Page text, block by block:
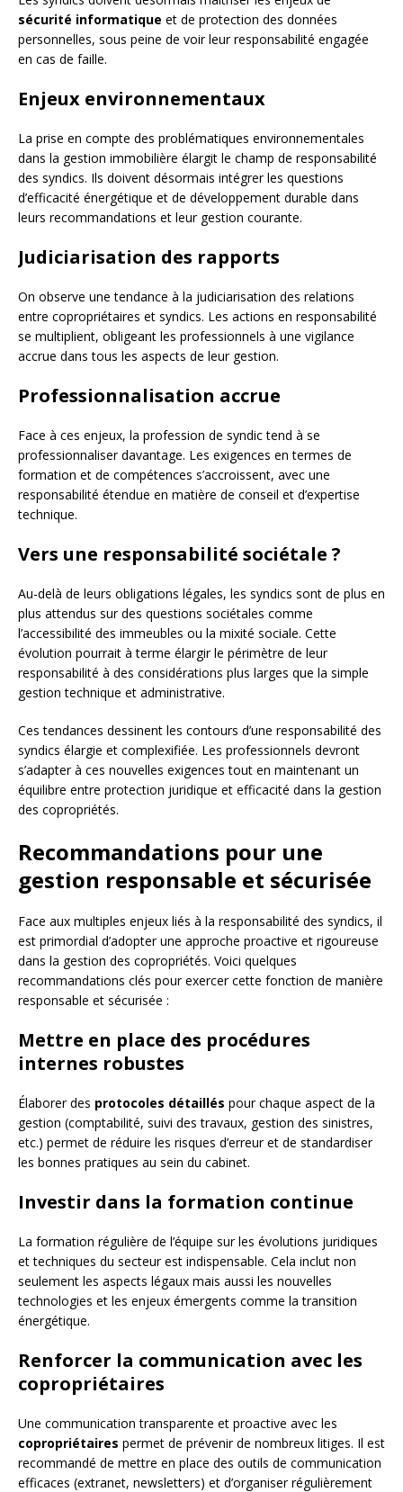
sécurité informatique et de protection des données
personnelles, sous peine de voir leur responsabilité engagée
en cas de faille.
Enjeux environnementaux
La prise en compte des problématiques environnementales
dans la gestion immobilière élargit le champ de responsabilité
des syndics. Ils doivent désormais intégrer les questions
d’efficacité énergétique et de développement durable dans
leurs recommandations et leur gestion courante.
Judiciarisation des rapports
On observe une tendance à la judiciarisation des relations
entre copropriétaires et syndics. Les actions en responsabilité
se multiplient, obligeant les professionnels à une vigilance
accrue dans tous les aspects de leur gestion.
Professionnalisation accrue
Face à ces enjeux, la profession de syndic tend à se
professionnaliser davantage. Les exigences en termes de
formation et de compétences s’accroissent, avec une
responsabilité étendue en matière de conseil et d’expertise
technique.
Vers une responsabilité sociétale ?
Au-delà de leurs obligations légales, les syndics sont de plus en
plus attendus sur des questions sociétales comme
l’accessibilité des immeubles ou la mixité sociale. Cette
évolution pourrait à terme élargir le périmètre de leur
responsabilité à des considérations plus larges que la simple
gestion technique et administrative.
Ces tendances dessinent les contours d’une responsabilité des
syndics élargie et complexifiée. Les professionnels devront
s’adapter à ces nouvelles exigences tout en maintenant un
équilibre entre protection juridique et efficacité dans la gestion
des copropriétés.
Recommandations pour une
gestion responsable et sécurisée
Face aux multiples enjeux liés à la responsabilité des syndics, il
est primordial d’adopter une approche proactive et rigoureuse
dans la gestion des copropriétés. Voici quelques
recommandations clés pour exercer cette fonction de manière
responsable et sécurisée :
Mettre en place des procédures
internes robustes
Élaborer des protocoles détaillés pour chaque aspect de la
gestion (comptabilité, suivi des travaux, gestion des sinistres,
etc.) permet de réduire les risques d’erreur et de standardiser
les bonnes pratiques au sein du cabinet.
Investir dans la formation continue
La formation régulière de l’équipe sur les évolutions juridiques
et techniques du secteur est indispensable. Cela inclut non
seulement les aspects légaux mais aussi les nouvelles
technologies et les enjeux émergents comme la transition
énergétique.
Renforcer la communication avec les
copropriétaires
Une communication transparente et proactive avec les
copropriétaires permet de prévenir de nombreux litiges. Il est
recommandé de mettre en place des outils de communication
efficaces (extranet, newsletters) et d’organiser régulièrement